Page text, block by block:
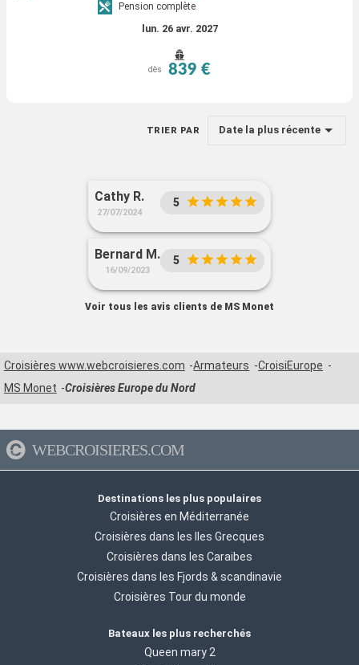
Pension complète
lun. 26 avr. 2027
dès 839 €
TRIER PAR Date la plus récente
Cathy R.
27/07/2024
5
Bernard M.
16/09/2023
5
Voir tous les avis clients de MS Monet
Croisières www.webcroisieres.com Armateurs
CroisiEurope
MS Monet
Croisières Europe du Nord
WEBCROISIERES.COM
Destinations les plus populaires
Croisières en Méditerranée
Croisières dans les Iles Grecques
Croisières dans les Caraibes
Croisières dans les Fjords & scandinavie
Croisières Tour du monde
Bateaux les plus recherchés
Queen mary 2